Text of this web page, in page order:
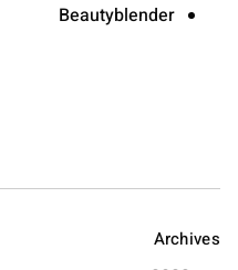
Beautyblender
Archives